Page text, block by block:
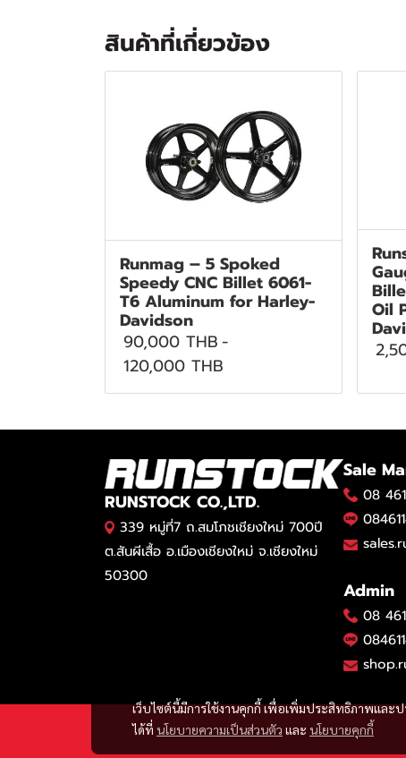
สินค้าที่เกี่ยวข้อง
Runmag – 5 Spoked
Speedy CNC Billet 6061-
T6 Aluminum for Harley-
Davidson
90,000 THB-
120,000 THB
Oil
เว็บไซต์นี้มีการใช้งานคุกกี้ เพื่อเพิ่มประสิทธิภาพและ
ได้ที่ นโยบายความเป็นส่วนตัว และ นโยบายคุกกี้
RUNSTOCK CO.,LTD.
339 หมู่ที่7 ถ.สมโภชเชียงใหม่ 700ปี
ต.สันผีเสื้อ อ.เมืองเชียงใหม่ จ.เชียงใหม่
50300
Sale
08
Admin
08